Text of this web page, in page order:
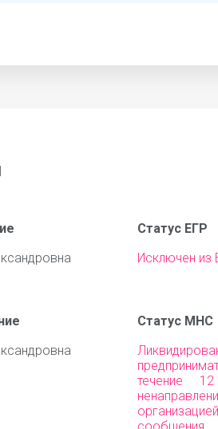
Статус ЕГР
Исключен из
Статус МНС
течение